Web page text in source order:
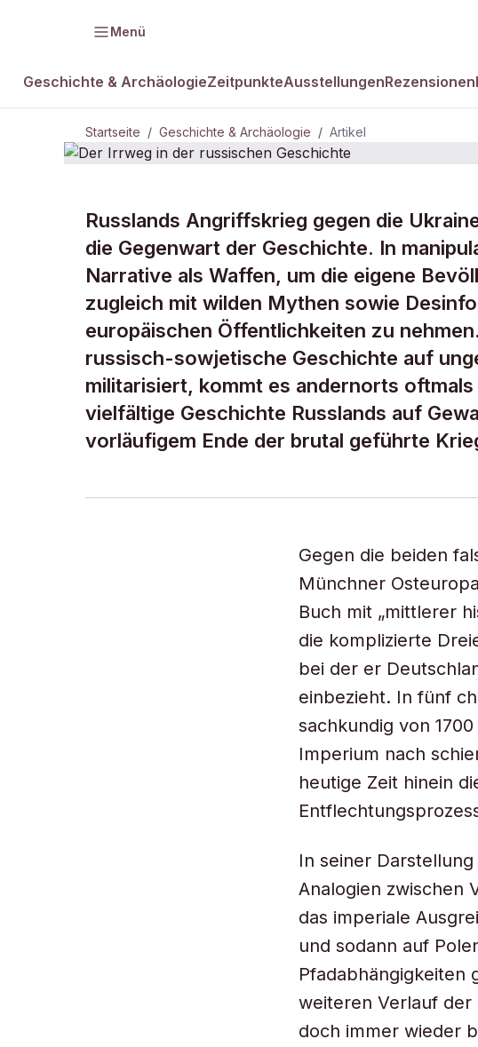
Menü
Geschichte & ArchäologieZeitpunkteAusstellungenRezensionen
Startseite / Geschichte & Archäologie / Artikel
GESCHICHTE & ARCHÄOLOGIE
Der Irrweg in
Geschichte
Russlands Angriffskrieg gegen die
die Gegenwart der Geschichte. In
Narrative als Waffen, um die eigene
zugleich mit wilden Mythen sowie
europäischen Öffentlichkeiten zu
russisch-sowjetische Geschichte auf
militarisiert, kommt es andernorts
vielfältige Geschichte Russlands auf
vorläufigem Ende der brutal geführte
Gegen die beiden
Münchner
Buch mit „mittlerer
die komplizierte
bei der er
einbezieht. In fünf
sachkundig von
Imperium nach
heutige Zeit hinein
In seiner
Analogien zwischen
das imperiale
und sodann auf
Pfadabhängigkeiten
weiteren Verlauf
doch immer wieder